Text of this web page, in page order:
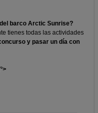
barco Arctic Sunrise?
tienes todas las actividades
y pasar un día con